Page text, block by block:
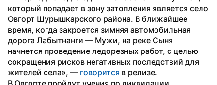
который попадает в зону затопления является село
Овгорт Шурышкарского района. В ближайшее
время, когда закроется зимняя автомобильная
дорога Лабытнанги — Мужи, на реке Сыня
начнется проведение ледорезных работ, с целью
сокращения рисков негативных последствий для
жителей села», — говорится в релизе.
В Овгорте пройдут учения по ликвидации